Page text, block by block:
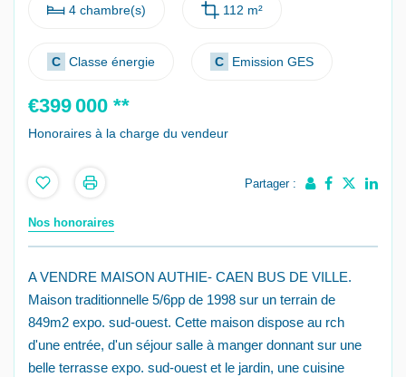
4 chambre(s) 112 m²
C Classe énergie C Emission GES
€399 000 **
Honoraires à la charge du vendeur
Partager :
Nos honoraires
A VENDRE MAISON AUTHIE- CAEN BUS DE VILLE.
Maison traditionnelle 5/6pp de 1998 sur un terrain de
849m2 expo. sud-ouest. Cette maison dispose au rch
d'une entrée, d'un séjour salle à manger donnant sur une
belle terrasse expo. sud-ouest et le jardin, une cuisine